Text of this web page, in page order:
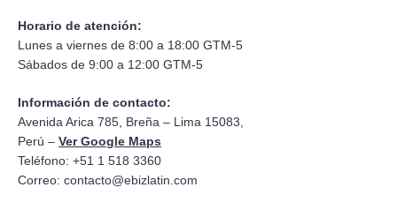
Horario de atención:
Lunes a viernes de 8:00 a 18:00 GTM-5
Sábados de 9:00 a 12:00 GTM-5
Información de contacto:
Avenida Arica 785, Breña – Lima 15083,
Perú – Ver Google Maps
Teléfono: +51 1 518 3360
Correo: contacto@ebizlatin.com